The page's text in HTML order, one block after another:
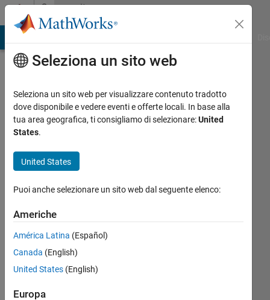
Vai al contenutoCommunity
Profile
Ran
Klein
Last
circa
mese
dal 2017
Seleziona un sito web
Seleziona un sito web per visualizzare contenuto tradotto
dove disponibile e vedere eventi e offerte locali. In base alla
tua area geografica, ti consigliamo di selezionare:United
States.
United States
Puoi anche selezionare un sito web dal seguente elenco:
Americhe
América Latina (Español)
Canada (English)
United States (English)
Europa